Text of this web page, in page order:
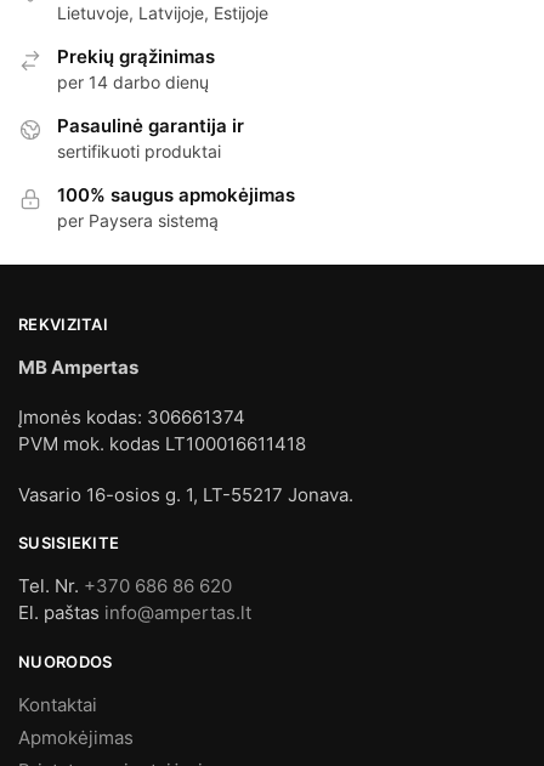
Lietuvoje, Latvijoje, Estijoje
Prekių grąžinimas
per 14 darbo dienų
Pasaulinė garantija ir
sertifikuoti produktai
100% saugus apmokėjimas
per Paysera sistemą
REKVIZITAI
MB Ampertas
Įmonės kodas: 306661374
PVM mok. kodas LT100016611418
Vasario 16-osios g. 1, LT-55217 Jonava.
SUSISIEKITE
Tel. Nr. +370 686 86 620
El. paštas info@ampertas.lt
NUORODOS
Kontaktai
Apmokėjimas